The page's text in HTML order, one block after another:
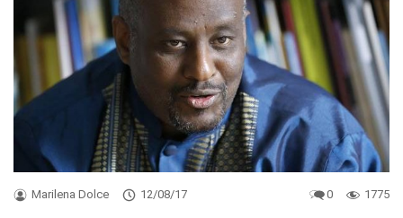
Marilena Dolce 12/08/17 0 1775